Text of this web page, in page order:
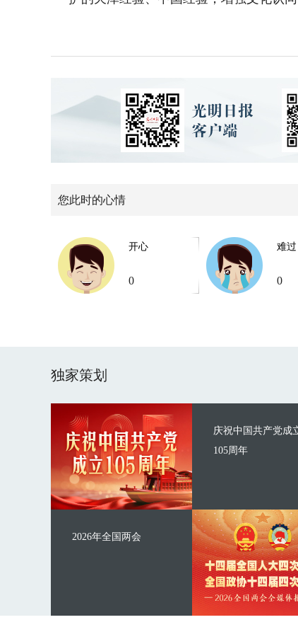
您此时的心情
开心
0
难过
0
独家策划
庆祝中国共产党成
105周年
2026年全国两会